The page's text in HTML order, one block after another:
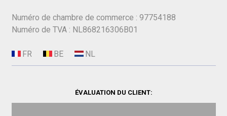
Numéro de chambre de commerce : 97754188
Numéro de TVA : NL868216306B01
ÉVALUATION DU CLIENT: